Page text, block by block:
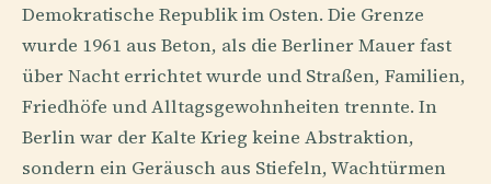
Demokratische Republik im Osten. Die Grenze
wurde 1961 aus Beton, als die Berliner Mauer fast
über Nacht errichtet wurde und Straßen, Familien,
Friedhöfe und Alltagsgewohnheiten trennte. In
Berlin war der Kalte Krieg keine Abstraktion,
sondern ein Geräusch aus Stiefeln, Wachtürmen